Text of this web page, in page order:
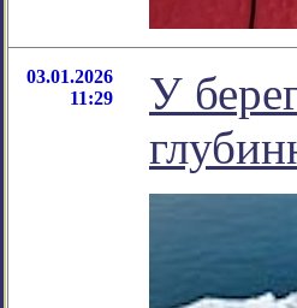
03.01.2026
11:29
У